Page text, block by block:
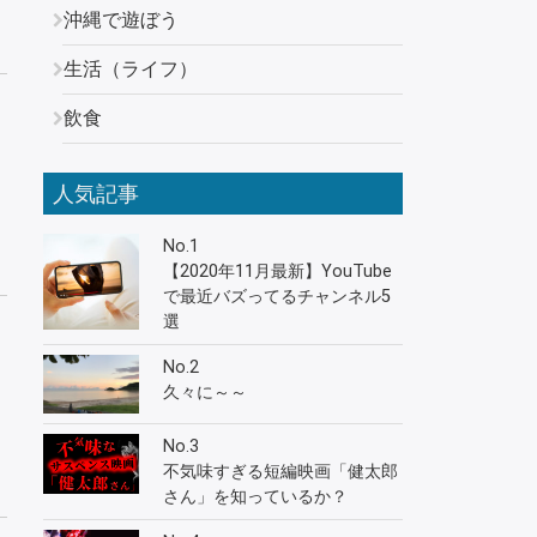
沖縄で遊ぼう
生活（ライフ）
飲食
人気記事
No.1
【2020年11月最新】YouTube
で最近バズってるチャンネル5
選
No.2
久々に～～
No.3
不気味すぎる短編映画「健太郎
さん」を知っているか？